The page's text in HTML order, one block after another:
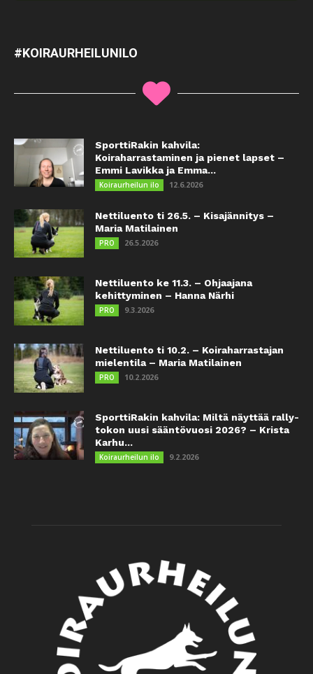
#KOIRAURHEILUNILO
SporttiRakin kahvila:
Koiraharrastaminen ja pienet lapset –
Emmi Lavikka ja Emma...
Koiraurheilun ilo 12.6.2026
Nettiluento ti 26.5. – Kisajännitys –
Maria Matilainen
PRO 26.5.2026
Nettiluento ke 11.3. – Ohjaajana
kehittyminen – Hanna Närhi
PRO 9.3.2026
Nettiluento ti 10.2. – Koiraharrastajan
mielentila – Maria Matilainen
PRO 10.2.2026
SporttiRakin kahvila: Miltä näyttää rally-
tokon uusi sääntövuosi 2026? – Krista
Karhu...
Koiraurheilun ilo 9.2.2026